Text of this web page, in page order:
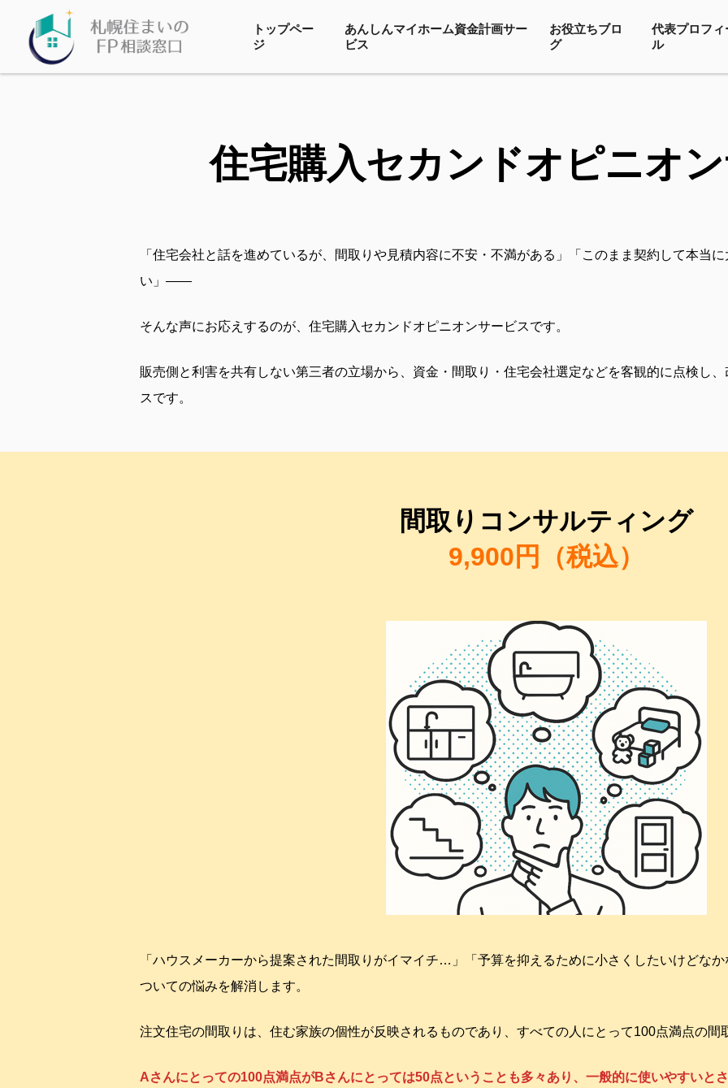
トップペー
ジ
あんしんマイホーム資金計画サー
ビス
お役立ちブロ
グ
代表プロフィ
ル
住宅購入セカンドオピニオ
「住宅会社と話を進めているが、間取りや見積内容に不安・不満がある」「このまま契約して本当
い」——
そんな声にお応えするのが、住宅購入セカンドオピニオンサービスです。
販売側と利害を共有しない第三者の立場から、資金・間取り・住宅会社選定などを客観的に点検し
スです。
間取りコンサルティング
9,900円（税込）
「ハウスメーカーから提案された間取りがイマイチ…」「予算を抑えるために小さくしたいけどな
ついての悩みを解消します。
注文住宅の間取りは、住む家族の個性が反映されるものであり、すべての人にとって100点満点の間
Aさんにとっての100点満点がBさんにとっては50点ということも多々あり、一般的に使いやすいと